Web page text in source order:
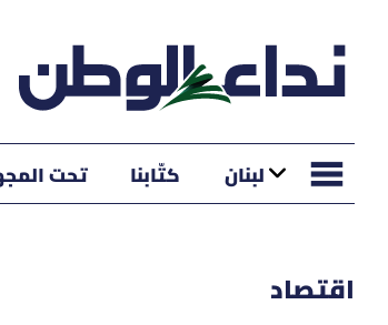
لبنان كتّابنا تحت
اقتصاد